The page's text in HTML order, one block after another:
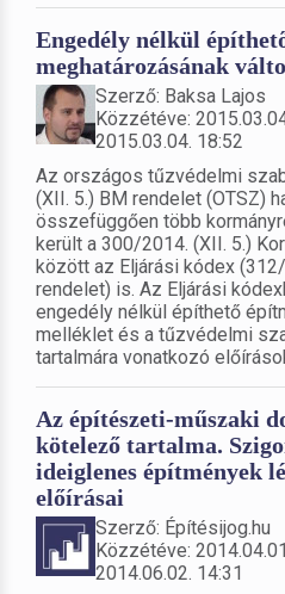
Engedély nélkül
meghatározásának
Szerző: Baksa Lajos
Közzétéve:
2015.03.04. 18:52
Az országos tűzvédelmi
(XII. 5.) BM rendelet (OTSZ)
összefüggően több
került a 300/2014. (XII. 5.)
között az Eljárási kódex
rendelet) is. Az Eljárási
engedély nélkül építhető
melléklet és a tűzvédelmi
tartalmára vonatkozó
Az építészeti-műszaki
kötelező tartalma.
ideiglenes építmények
előírásai
Szerző: Építésijog.hu
Közzétéve:
2014.06.02. 14:31